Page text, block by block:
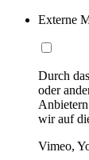
Externe
Durch
oder
wir auf
Vimeo,